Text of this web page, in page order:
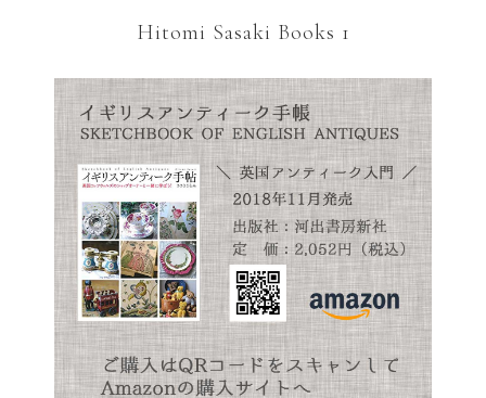
Hitomi Sasaki Books 1